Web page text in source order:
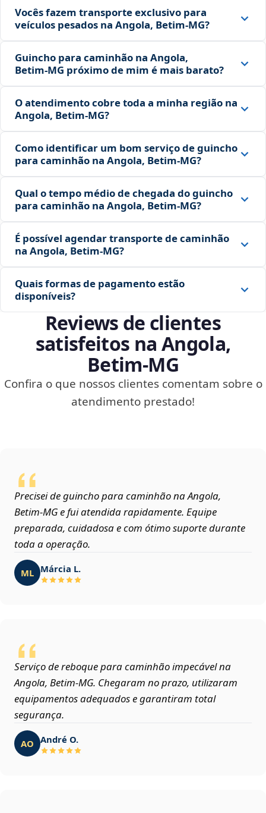
Vocês fazem transporte exclusivo para
veículos pesados na Angola, Betim‑MG?
Guincho para caminhão na Angola,
Betim‑MG próximo de mim é mais barato?
O atendimento cobre toda a minha região na
Angola, Betim‑MG?
Como identificar um bom serviço de guincho
para caminhão na Angola, Betim‑MG?
Qual o tempo médio de chegada do guincho
para caminhão na Angola, Betim‑MG?
É possível agendar transporte de caminhão
na Angola, Betim‑MG?
Quais formas de pagamento estão
disponíveis?
Reviews de clientes
satisfeitos na Angola,
Betim‑MG
Confira o que nossos clientes comentam sobre o
atendimento prestado!
Precisei de guincho para caminhão na Angola,
Betim‑MG e fui atendida rapidamente. Equipe
preparada, cuidadosa e com ótimo suporte durante
toda a operação.
ML Márcia L.
Serviço de reboque para caminhão impecável na
Angola, Betim‑MG. Chegaram no prazo, utilizaram
equipamentos adequados e garantiram total
segurança.
AO André O.